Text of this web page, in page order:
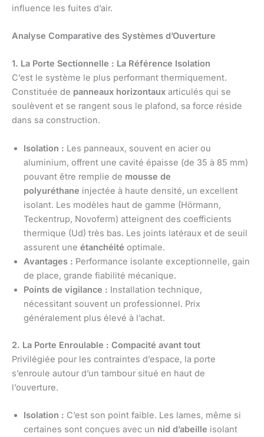
influence les fuites d’air.
Analyse Comparative des Systèmes d’Ouverture
1. La Porte Sectionnelle : La Référence Isolation
C’est le système le plus performant thermiquement.
Constituée de panneaux horizontaux articulés qui se
soulèvent et se rangent sous le plafond, sa force réside
dans sa construction.
Isolation : Les panneaux, souvent en acier ou
aluminium, offrent une cavité épaisse (de 35 à 85 mm)
pouvant être remplie de mousse de
polyuréthane injectée à haute densité, un excellent
isolant. Les modèles haut de gamme (Hörmann,
Teckentrup, Novoferm) atteignent des coefficients
thermique (Ud) très bas. Les joints latéraux et de seuil
assurent une étanchéité optimale.
Avantages : Performance isolante exceptionnelle, gain
de place, grande fiabilité mécanique.
Points de vigilance : Installation technique,
nécessitant souvent un professionnel. Prix
généralement plus élevé à l’achat.
2. La Porte Enroulable : Compacité avant tout
Privilégiée pour les contraintes d’espace, la porte
s’enroule autour d’un tambour situé en haut de
l’ouverture.
Isolation : C’est son point faible. Les lames, même si
certaines sont conçues avec un nid d’abeille isolant